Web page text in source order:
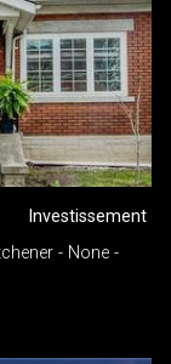
Investissement
- None -